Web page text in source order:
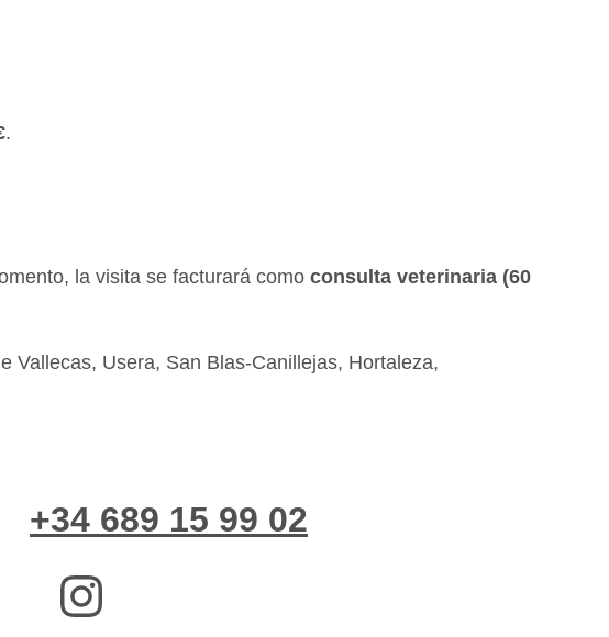
.
la visita se facturará como consulta veterinaria (60
Vallecas, Usera, San Blas-Canillejas, Hortaleza,
+34 689 15 99 02